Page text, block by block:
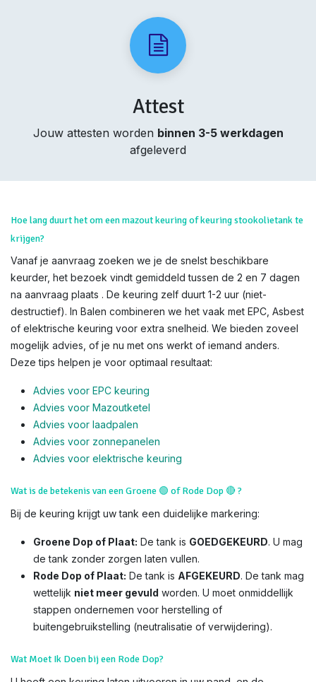
Attest
Jouw attesten worden binnen 3-5 werkdagen
afgeleverd
Hoe lang duurt het om een mazout keuring of keuring stookolietank te
krijgen?
Vanaf je aanvraag zoeken we je de snelst beschikbare
keurder, het bezoek vindt gemiddeld tussen de 2 en 7 dagen
na aanvraag plaats . De keuring zelf duurt 1-2 uur (niet-
destructief). In Balen combineren we het vaak met EPC, Asbest
of elektrische keuring voor extra snelheid. We bieden zoveel
mogelijk advies, of je nu met ons werkt of iemand anders.
Deze tips helpen je voor optimaal resultaat:
Advies voor EPC keuring
Advies voor Mazoutketel
Advies voor laadpalen
Advies voor zonnepanelen
Advies voor elektrische keuring
Wat is de betekenis van een Groene 🟢 of Rode Dop🔴?
Bij de keuring krijgt uw tank een duidelijke markering:
Groene Dop of Plaat: De tank is GOEDGEKEURD. U mag
de tank zonder zorgen laten vullen.
Rode Dop of Plaat: De tank is AFGEKEURD. De tank mag
wettelijk niet meer gevuld worden. U moet onmiddellijk
stappen ondernemen voor herstelling of
buitengebruikstelling (neutralisatie of verwijdering).
Wat Moet Ik Doen bij een Rode Dop?